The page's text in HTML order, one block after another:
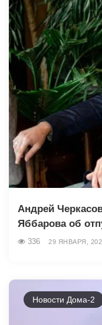
Андрей
Яббарова об
336 29 ЯНВАРЯ,
Новости Дома-2